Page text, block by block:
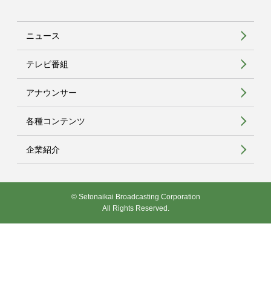
ニュース
テレビ番組
アナウンサー
各種コンテンツ
企業紹介
© Setonaikai Broadcasting Corporation
All Rights Reserved.